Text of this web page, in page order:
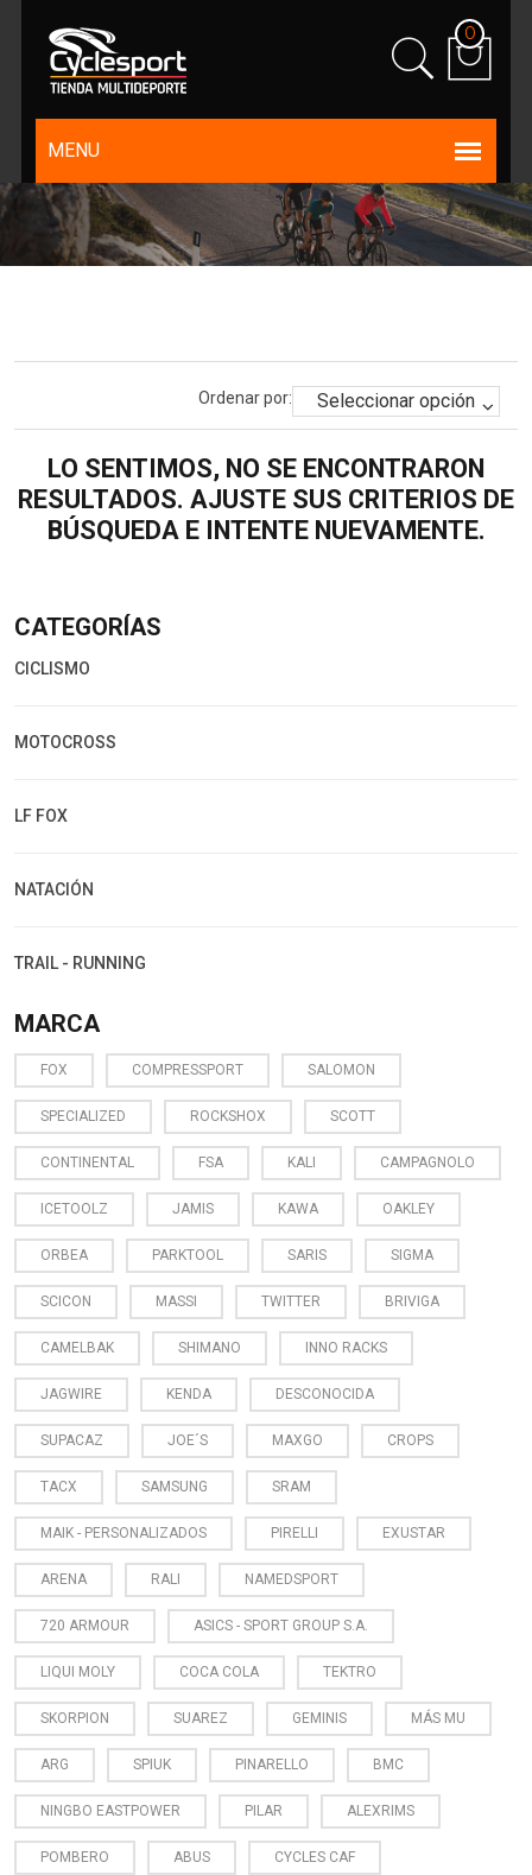
0
CATEGORÍAS
CICLISMO
MOTOCROSS
LF FOX
NATACIÓN
TRAIL - RUNNING
MARCA
FOX COMPRESSPORT SALOMON
SPECIALIZED ROCKSHOX SCOTT
CONTINENTAL FSA KALI CAMPAGNOLO
ICETOOLZ JAMIS KAWA OAKLEY
ORBEA PARKTOOL SARIS SIGMA
SCICON MASSI TWITTER BRIVIGA
CAMELBAK SHIMANO INNO RACKS
JAGWIRE KENDA DESCONOCIDA
SUPACAZ JOE´S MAXGO CROPS
TACX SAMSUNG SRAM
MAIK - PERSONALIZADOS PIRELLI EXUSTAR
ARENA RALI NAMEDSPORT
720 ARMOUR ASICS - SPORT GROUP S.A.
LIQUI MOLY COCA COLA TEKTRO
SKORPION SUAREZ GEMINIS MÁS MU
ARG SPIUK PINARELLO BMC
NINGBO EASTPOWER PILAR ALEXRIMS
POMBERO ABUS CYCLES CAF
Ordenar por:
LO SENTIMOS, NO SE ENCONTRARON
RESULTADOS. AJUSTE SUS CRITERIOS DE
BÚSQUEDA E INTENTE NUEVAMENTE.